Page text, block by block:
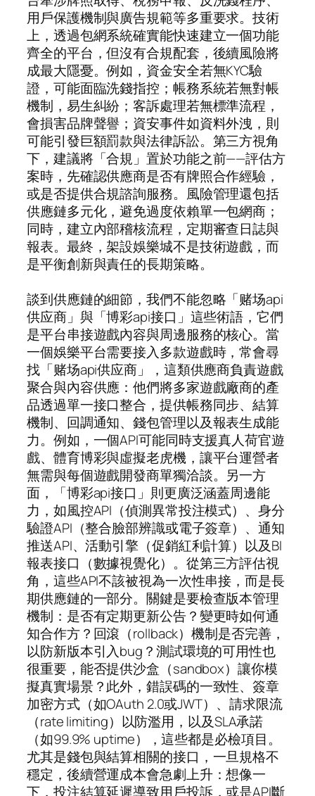
用戶保護機制與廣告規範等多重要求。技術
上，透過包網系統確實能快速建立一個功能
齊全的平台，但沒有合規配套，後續風險將
成最大隱憂。例如，資金安全若無KYC驗
證，可能面臨洗錢指控；帳務系統若無對帳
機制，易生糾紛；客訴處理若無標準流程，
會損害品牌聲譽；資安事件如資料外洩，則
可能引發巨額罰款與法律訴訟。第三方視角
下，建議將「合規」置於功能之前——評估方
案時，先確認供應商是否有牌照合作經驗，
或是否提供合規諮詢服務。風險管理還包括
供應鏈多元化，避免過度依賴單一包網商；
同時，建立內部稽核流程，定期審查日誌與
報表。最終，架設娛樂城不是技術遊戲，而
是平衡創新與責任的長期策略。
談到供應鏈的細節，我們不能忽略「赌场api
供应商」與「博彩api接口」這些術語，它們
是平台串接遊戲內容與周邊服務的核心。當
一個娛樂平台需要接入多款遊戲時，常會尋
找「赌场api供应商」，這類供應商負責遊戲
聚合與內容供應：他們將多家遊戲廠商的產
品透過單一接口整合，提供帳務同步、結算
機制、回調通知、錢包管理以及報表生成能
力。例如，一個API可能同時支援真人荷官遊
戲、體育博彩與虛擬老虎機，讓平台運營者
無需與每個遊戲開發商單獨洽談。另一方
面，「博彩api接口」則更廣泛涵蓋周邊能
力，如風控API（偵測異常投注模式）、身分
驗證API（整合臉部辨識或電子簽章）、通知
推送API、活動引擎（促銷紅利計算）以及BI
報表接口（數據視覺化）。從第三方評估視
角，這些API不該被視為一次性串接，而是長
期供應鏈的一部分。關鍵是要檢查版本管理
機制：是否有定期更新公告？變更時如何通
知合作方？回滾（rollback）機制是否完善，
以防新版本引入bug？測試環境的可用性也
很重要，能否提供沙盒（sandbox）讓你模
擬真實場景？此外，錯誤碼的一致性、簽章
加密方式（如OAuth 2.0或JWT）、請求限流
（rate limiting）以防濫用，以及SLA承諾
（如99.9% uptime），這些都是必檢項目。
尤其是錢包與結算相關的接口，一旦規格不
穩定，後續營運成本會急劇上升：想像一
下，投注結算延遲導致用戶投訴，或是API斷